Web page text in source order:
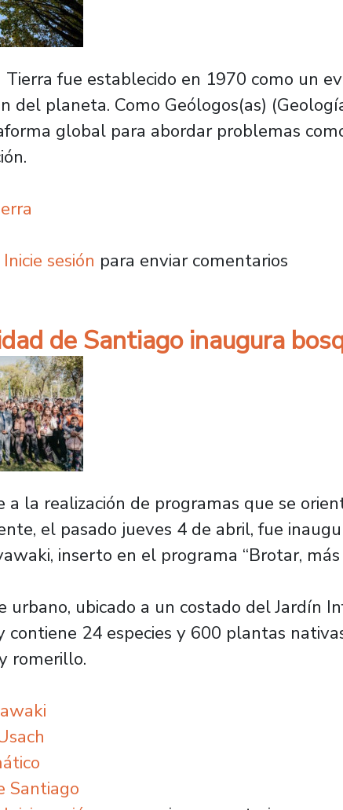
Tierra fue establecido en 1970 como un
del planeta. Como Geólogos(as)
global para abordar problemas
El Día de la Tierra y el debate del
Inicie sesión para enviar comentarios
de Santiago inaugura
a la realización de programas que se
el pasado jueves 4 de abril, fue
inserto en el programa “Brotar, más
urbano, ubicado a un costado del Jardín
contiene 24 especies y 600 plantas
romerillo.
Santiago